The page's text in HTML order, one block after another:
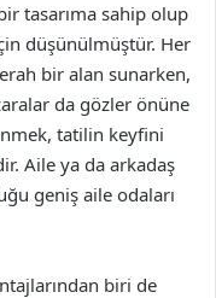
tasarıma sahip olup
düşünülmüştür. Her
bir alan sunarken,
da gözler önüne
tatilin keyfini
Aile ya da arkadaş
geniş aile odaları
biri de